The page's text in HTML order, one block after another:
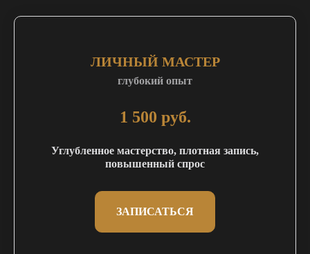
ЛИЧНЫЙ МАСТЕР
глубокий опыт
1 500 руб.
Углубленное мастерство, плотная запись,
повышенный спрос
ЗАПИСАТЬСЯ